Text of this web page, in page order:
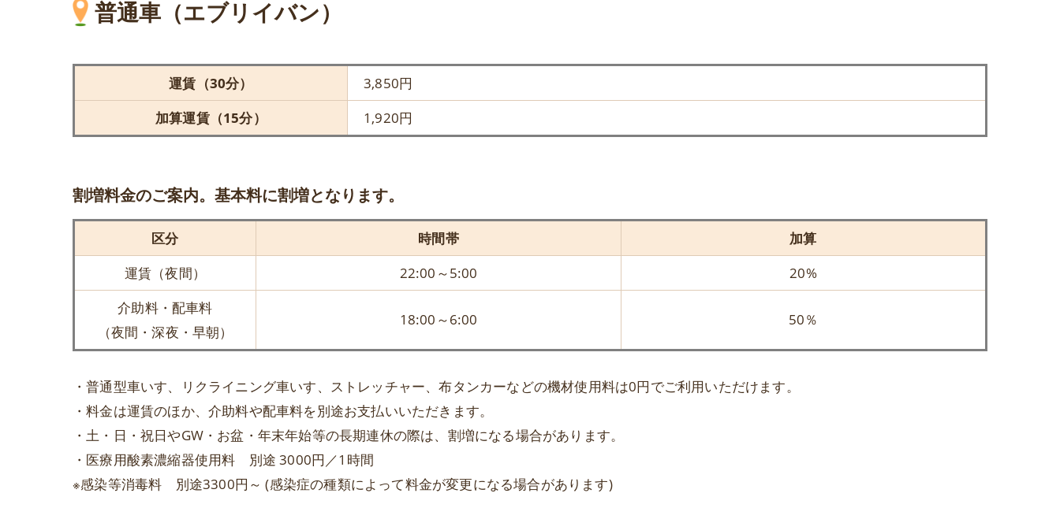
普通車（エブリイバン）
運賃（30分）
3,850円
加算運賃（15分）
1,920円
割増料金のご案内。基本料に割増となります。
区分 時間帯
加算
運賃（夜間）
22:00～5:00
20%
介助料・配車料
（夜間・深夜・早朝）
18:00～6:00 50％
・普通型車いす、リクライニング車いす、ストレッチャー、布タンカーなどの機材使用料は0円でご利用いただけます。
・料金は運賃のほか、介助料や配車料を別途お支払いいただきます。
・土・日・祝日やGW・お盆・年末年始等の長期連休の際は、割増になる場合があります。
・医療用酸素濃縮器使用料 別途 3000円／1時間
※感染等消毒料 別途3300円～ (感染症の種類によって料金が変更になる場合があります)